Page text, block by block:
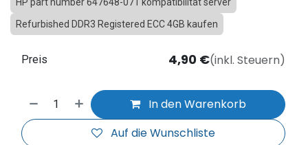
Refurbished DDR3 Registered ECC 4GB kaufen
In den Warenkorb
Auf die Wunschliste
Preis 4,90 €(inkl. Steuern)